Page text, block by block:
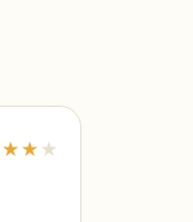
★★ ★